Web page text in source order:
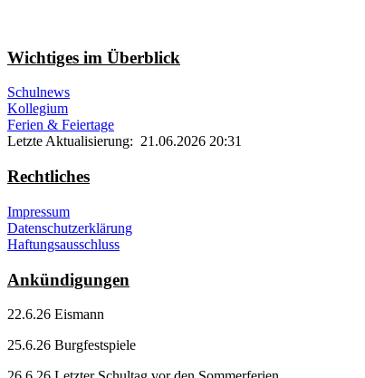
Wichtiges im Überblick
Schulnews
Kollegium
Ferien & Feiertage
Letzte Aktualisierung: 21.06.2026 20:31
Rechtliches
Impressum
Datenschutzerklärung
Haftungsausschluss
Ankündigungen
22.6.26 Eismann
25.6.26 Burgfestspiele